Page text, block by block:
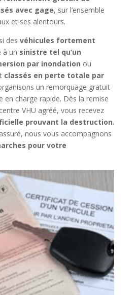
avec gage, sur l’ensemble
et ses alentours.
des véhicules fortement
à un sinistre tel qu’un
par inondation ou
classés en perte totale par
un remorquage gratuit
en charge rapide. Dès la remise
VHU agréé, vous recevez
prouvant la destruction.
nous vous accompagnons
pour votre